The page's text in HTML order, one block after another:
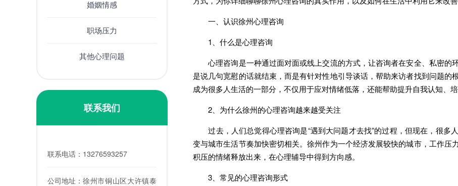
婚姻情感
职场压力
其他心理问题
联系我们
联系电话： 13276593257
公司地址： 徐州市铜山区大许镇泰
一、认识徐州心理咨询
1、什么是心理咨询
心理咨询是一种通过面对面或线上交流的方式，让咨询者在安全、私密的
是说几句宽慰的话就结束，而是有针对性地引导谈话，帮助来访者找到问题
成为很多人生活的一部分，不仅用于应对情绪低落，还能帮助提升自我认知、培
2、为什么徐州的心理咨询越来越受关注
过去，人们总觉得心理咨询是“遇到大问题才去找”的过程，但现在，很多
变与城市生活节奏加快密切相关。徐州作为一个经济发展较快的城市，工作
积压的情绪释放出来，在心理辅导中得到方向感。
3、常见的心理咨询形式